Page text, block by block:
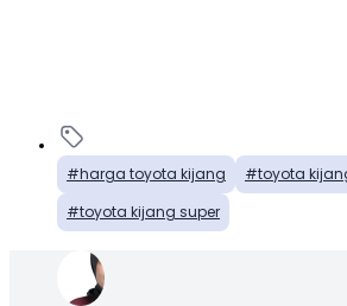
harga toyota kijang
toyota
toyota kijang super